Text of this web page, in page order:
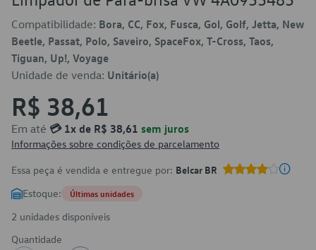
Compatibilidade: Bora, CC, Fox, Fusca, Gol, Golf, Jetta, New
Beetle, Passat, Polo, Saveiro, SpaceFox, T-Cross, Taos,
Tiguan, Up!, Voyage
Unidade de venda: Unitário(a)
R$ 38,61
Em até 💳 1x de R$ 38,61 sem juros
Informações sobre condições de parcelamento
Essa peça é vendida e entregue por: Belcar BR
Estoque: Últimas unidades
2 unidades disponíveis
Quantidade